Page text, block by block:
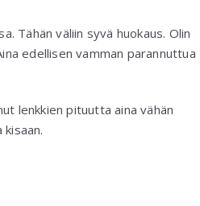
Tähän väliin syvä huokaus. Olin
edellisen vamman parannuttua
lenkkien pituutta aina vähän